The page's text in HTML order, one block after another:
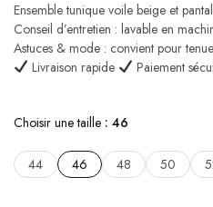
Ensemble tunique voile beige et
Conseil d’entretien : lavable en
Astuces & mode : convient pour
Livraison rapide
Paiement
Choisir une taille 46
44 46 48 50